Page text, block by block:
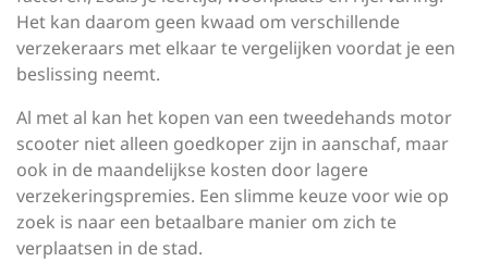
Het kan daarom geen kwaad om verschillende
verzekeraars met elkaar te vergelijken voordat je een
beslissing neemt.
Al met al kan het kopen van een tweedehands motor
scooter niet alleen goedkoper zijn in aanschaf, maar
ook in de maandelijkse kosten door lagere
verzekeringspremies. Een slimme keuze voor wie op
zoek is naar een betaalbare manier om zich te
verplaatsen in de stad.